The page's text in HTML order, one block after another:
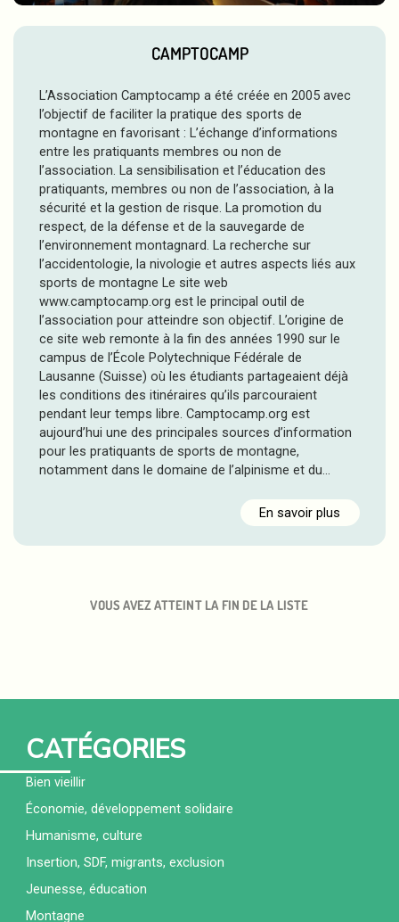
CAMPTOCAMP
L’Association Camptocamp a été créée en 2005 avec
l’objectif de faciliter la pratique des sports de
montagne en favorisant : L’échange d’informations
entre les pratiquants membres ou non de
l’association. La sensibilisation et l’éducation des
pratiquants, membres ou non de l’association, à la
sécurité et la gestion de risque. La promotion du
respect, de la défense et de la sauvegarde de
l’environnement montagnard. La recherche sur
l’accidentologie, la nivologie et autres aspects liés aux
sports de montagne Le site web
www.camptocamp.org est le principal outil de
l’association pour atteindre son objectif. L’origine de
ce site web remonte à la fin des années 1990 sur le
campus de l’École Polytechnique Fédérale de
Lausanne (Suisse) où les étudiants partageaient déjà
les conditions des itinéraires qu’ils parcouraient
pendant leur temps libre. Camptocamp.org est
aujourd’hui une des principales sources d’information
pour les pratiquants de sports de montagne,
notamment dans le domaine de l’alpinisme et du…
En savoir plus
VOUS AVEZ ATTEINT LA FIN DE LA LISTE
CATÉGORIES
Bien vieillir
Économie, développement solidaire
Humanisme, culture
Insertion, SDF, migrants, exclusion
Jeunesse, éducation
Montagne